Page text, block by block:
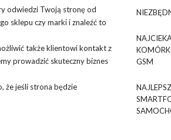
odwiedzi Twoją stronę od
sklepu czy marki i znaleźć to
także klientowi kontakt z
prowadzić skuteczny biznes
że jeśli strona będzie
GSM